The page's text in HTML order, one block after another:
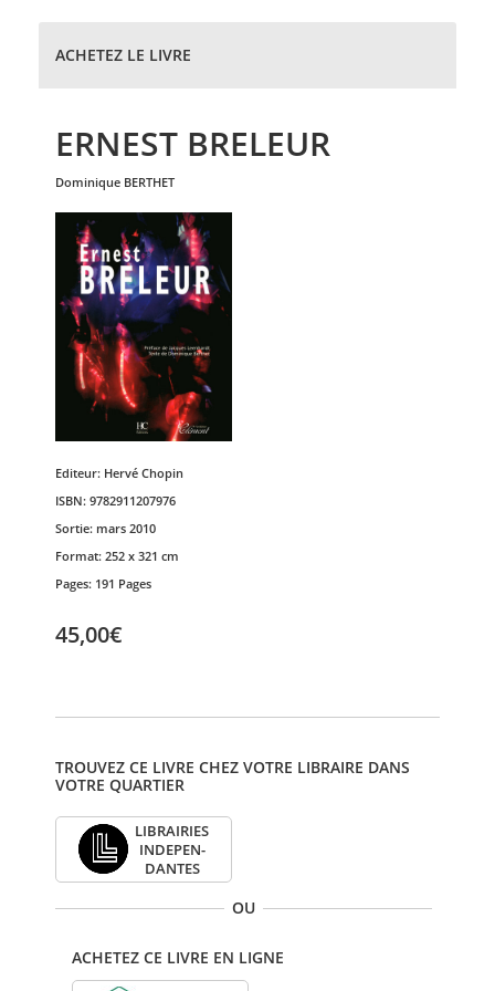
ACHETEZ LE LIVRE
ERNEST BRELEUR
dominique BERTHET
Editeur: Hervé Chopin
ISBN: 9782911207976
Sortie: mars 2010
Format: 252 x 321 cm
Pages: 191 Pages
45,00€
TROUVEZ CE LIVRE CHEZ VOTRE LIBRAIRE DANS
VOTRE QUARTIER
LIBRAI­RIES
INDE­PEN­
DANTES
OU
ACHETEZ CE LIVRE EN LIGNE